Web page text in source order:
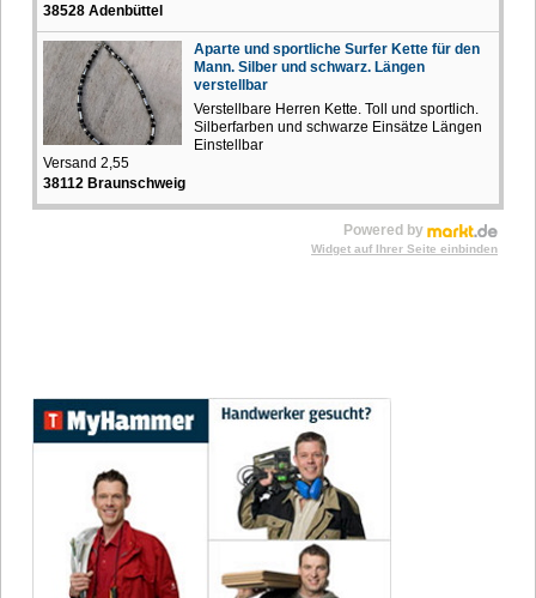
38528 Adenbüttel
Aparte und sportliche Surfer Kette für den
Mann. Silber und schwarz. Längen
verstellbar
Verstellbare Herren Kette. Toll und sportlich.
Silberfarben und schwarze Einsätze Längen
Einstellbar
Versand 2,55
38112 Braunschweig
Powered by
Widget auf Ihrer Seite einbinden